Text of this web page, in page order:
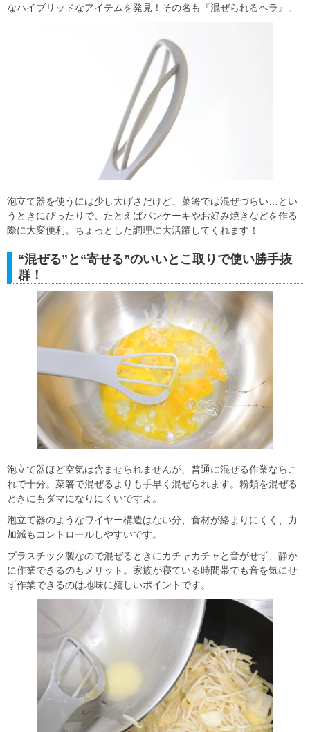
なハイブリッドなアイテムを発見！その名も『混ぜられるヘラ』。
泡立て器を使うには少し大げさだけど、菜箸では混ぜづらい…とい
うときにぴったりで、たとえばパンケーキやお好み焼きなどを作る
際に大変便利。ちょっとした調理に大活躍してくれます！
“混ぜる”と“寄せる”のいいとこ取りで使い勝手抜
群！
泡立て器ほど空気は含ませられませんが、普通に混ぜる作業ならこ
れで十分。菜箸で混ぜるよりも手早く混ぜられます。粉類を混ぜる
ときにもダマになりにくいですよ。
泡立て器のようなワイヤー構造はない分、食材が絡まりにくく、力
加減もコントロールしやすいです。
プラスチック製なので混ぜるときにカチャカチャと音がせず、静か
に作業できるのもメリット。家族が寝ている時間帯でも音を気にせ
ず作業できるのは地味に嬉しいポイントです。